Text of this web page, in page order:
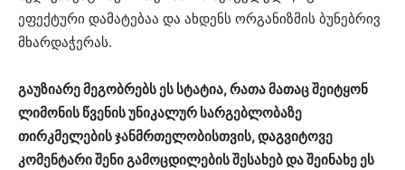
ეფექტური დამატებაა და ახდენს ორგანიზმის ბუნებრივ
მხარდაჭერას.
გაუზიარე მეგობრებს ეს სტატია, რათა მათაც შეიტყონ
ლიმონის წვენის უნიკალურ სარგებლობაზე
თირკმელების ჯანმრთელობისთვის, დაგვიტოვე
კომენტარი შენი გამოცდილების შესახებ და შეინახე ეს